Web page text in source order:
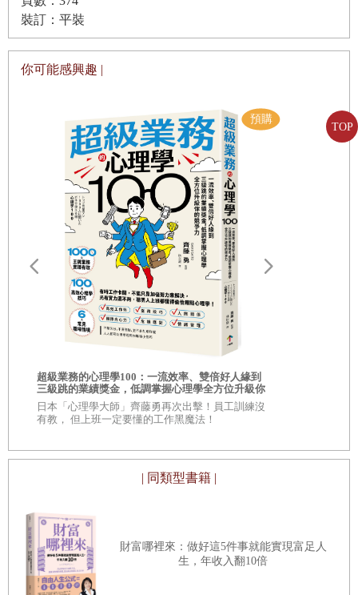
TOP
▋第四章：倫敦股市與戰爭
- 邱吉爾在最黑暗的時刻接任首相
- 英國首相的破產危機
- 希特勒的風格
- 英國向「兇殘暴政」開戰
- 德軍五日輕取荷蘭
- 比利時癡心妄想能置身事外
- 法國馬其頓防線一無用處
- 敦克爾克大撤退
- 我們要奮戰到底！
- 德軍佔領法國
- 悲觀的氣氛使英國股市大崩盤
- 過於樂觀而遭受質疑的德國股市
- 法國投降和不列顛空戰
- 原本可能發生什麼
▋第五章：英國的黑暗歲月
這四位騎士大開殺戒時，你如何保護自己的財富？歷
史告訴我們，在和平時期，股票可以幫我們增加財富，但
是當一國戰敗，家園被外國勢力占領時，股票真能幫我們
膨調整後的實質購買力，上市股票的績效究竟如何？
一種資產類別或投資工具，要想成為家庭或機構安放
資本的地方，必須要有長期保值及增值的效果，而且不分
和平時期或動盪時期皆是如此。要是無法保值，累積的財
富價值就會消失。當你愈來愈富有時，保護財富不受衝
擊，至少和追求財富增值一樣重要。
長期保護財富不受侵蝕並非學術課題，這個世界本來
就容易發生大幅摧毀財富的災難。在早年幾個世紀，世界
上充斥著戰爭、天災、饑荒和瘟疫。後來，十八和十九世
紀出現沒收財富、令人家破人亡的革命。上個世紀，即二
第一次世界大戰、惡性通貨膨脹、經濟大蕭條，隨後是在
連串事件的交織下，醞釀出最慘烈的破壞：第二次世界大
我們熟知的西方文明能否存續下去的關鍵時刻。
長久以來，我對二次世界大戰的一切資訊始終相當著
裝訂：平裝
你可能感興趣 |
超級業務的心理學100：一流效率、雙倍好人緣到
三級跳的業績獎金，低調掌握心理學全方位升級你
的競爭力
日本「心理學大師」齊藤勇再次出擊！員工訓練沒
有教， 但上班一定要懂的工作黑魔法！
| 同類型書籍 |
財富哪裡來：做好這5件事就能實現富足人
生，年收入翻10倍